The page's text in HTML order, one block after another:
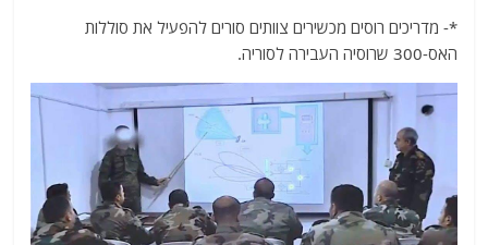
*- מדריכים רוסים מכשירים צוותים סורים להפעיל את סוללות
האס-300 שרוסיה העבירה לסוריה.